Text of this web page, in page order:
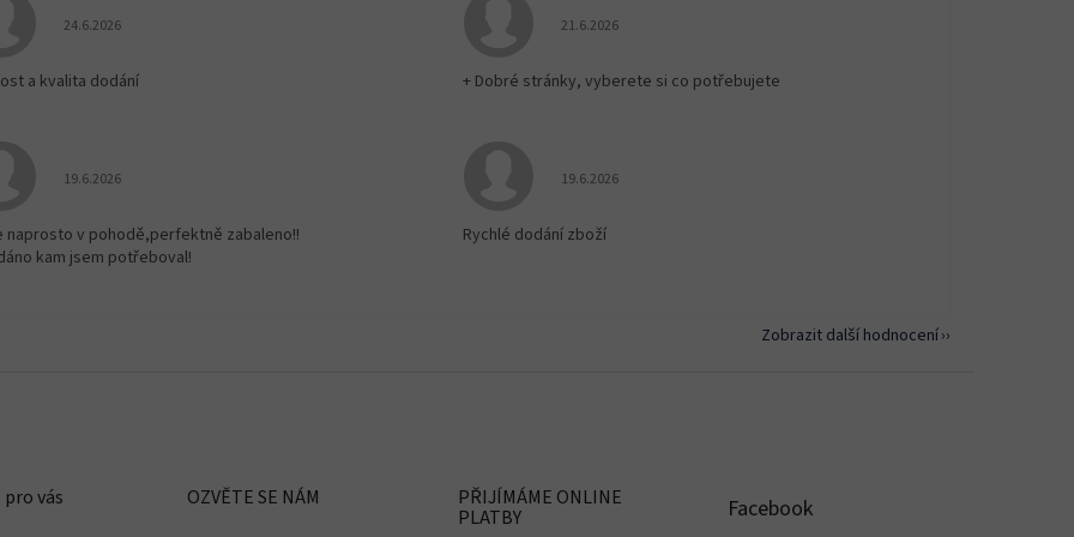
Hodnocení obchodu je 5 z 5 hvězdiček.
24.6.2026
a kvalita dodání
Hodnocení obchodu je 5 z 5 hvězdiček.
21.6.2026
+ Dobré stránky, vyberete si co potřebujete
Hodnocení obchodu je 5 z 5 hvězdiček.
19.6.2026
naprosto v pohodě,perfektně zabaleno!!
kam jsem potřeboval!
Hodnocení obchodu je 5 z 5 hvězdiček.
19.6.2026
Rychlé dodání zboží
Zobrazit další hodnocení
vás OZVĚTE SE NÁM PŘIJÍMÁME ONLINE
PLATBY Facebook